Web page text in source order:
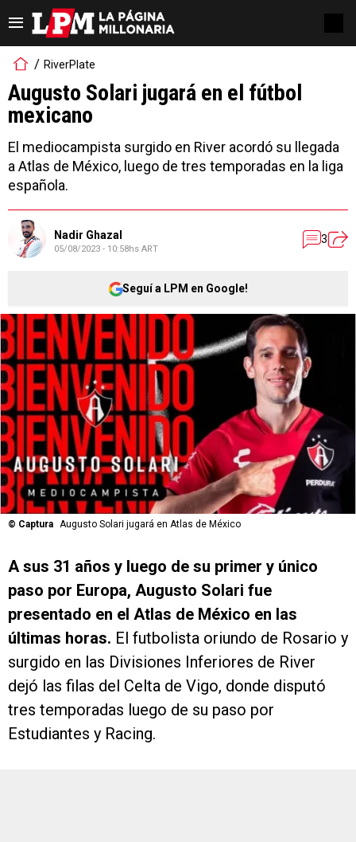
RiverPlate
Augusto Solari jugará en el fútbol
mexicano
El mediocampista surgido en River acordó su llegada
a Atlas de México, luego de tres temporadas en la liga
española.
Nadir Ghazal
05/08/2023 - 10:58hs ART
3
Seguí a LPM en Google!
© Captura Augusto Solari jugará en Atlas de México
A sus 31 años y luego de su primer y único
paso por Europa, Augusto Solari fue
presentado en el Atlas de México en las
últimas horas. El futbolista oriundo de Rosario y
surgido en las Divisiones Inferiores de River
dejó las filas del Celta de Vigo, donde disputó
tres temporadas luego de su paso por
Estudiantes y Racing.